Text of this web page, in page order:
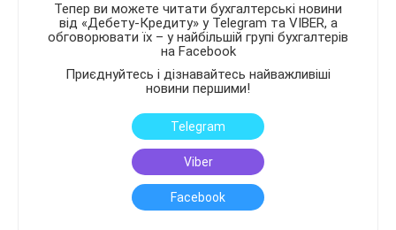
Тепер ви можете читати бухгалтерські новини
від «Дебету-Кредиту» у Telegram та VIBER, а
обговорювати їх – у найбільшій групі бухгалтерів
на Facebook
Приєднуйтесь і дізнавайтесь найважливіші
новини першими!
Telegram
Viber
Facebook